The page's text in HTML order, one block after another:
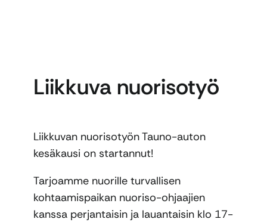
Liikkuva nuorisotyö
Liikkuvan nuorisotyön Tauno-auton
kesäkausi on startannut!
Tarjoamme nuorille turvallisen
kohtaamispaikan nuoriso-ohjaajien
kanssa perjantaisin ja lauantaisin klo 17-